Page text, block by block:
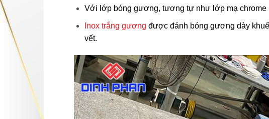
Với lớp bóng gương, tương tự như lớp mạ chrome
Inox trắng gương được đánh bóng gương dày
vết.